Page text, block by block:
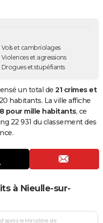
Vols et cambriolages
Violences et agressions
Drogues et stupéfiants
un total de 21 crimes et
habitants. La ville affiche
pour mille habitants, ce
22 931 du classement des
à Nieulle-sur-
le Ministère de